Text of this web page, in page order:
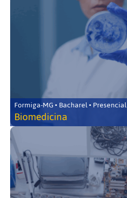
Formiga-MG • Bacharel • Presencial
Biomedicina